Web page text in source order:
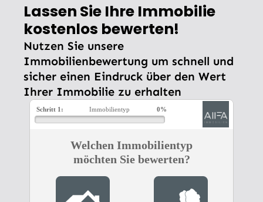
Lassen Sie Ihre Immobilie
kostenlos bewerten!
Nutzen Sie unsere
Immobilienbewertung um schnell und
sicher einen Eindruck über den Wert
Ihrer Immobilie zu erhalten